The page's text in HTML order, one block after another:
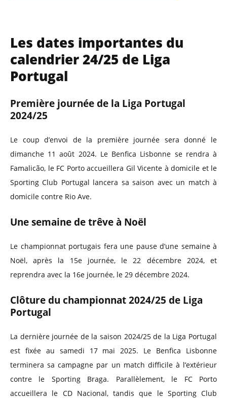
Les dates importantes du
calendrier 24/25 de Liga
Portugal
Première journée de la Liga Portugal
2024/25
Le coup d’envoi de la première journée sera donné le
dimanche 11 août 2024. Le Benfica Lisbonne se rendra à
Famalicão, le FC Porto accueillera Gil Vicente à domicile et le
Sporting Club Portugal lancera sa saison avec un match à
domicile contre Rio Ave.
Une semaine de trêve à Noël
Le championnat portugais fera une pause d’une semaine à
Noël, après la 15e journée, le 22 décembre 2024, et
reprendra avec la 16e journée, le 29 décembre 2024.
Clôture du championnat 2024/25 de Liga
Portugal
La dernière journée de la saison 2024/25 de la Liga Portugal
est fixée au samedi 17 mai 2025. Le Benfica Lisbonne
terminera sa campagne par un match difficile à l’extérieur
contre le Sporting Braga. Parallèlement, le FC Porto
accueillera le CD Nacional, tandis que le Sporting Club